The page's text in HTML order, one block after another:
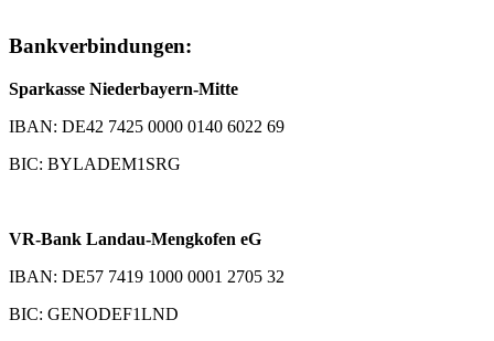
Bankverbindungen:
Sparkasse Niederbayern-Mitte
IBAN: DE42 7425 0000 0140 6022 69
BIC: BYLADEM1SRG
VR-Bank Landau-Mengkofen eG
IBAN: DE57 7419 1000 0001 2705 32
BIC: GENODEF1LND